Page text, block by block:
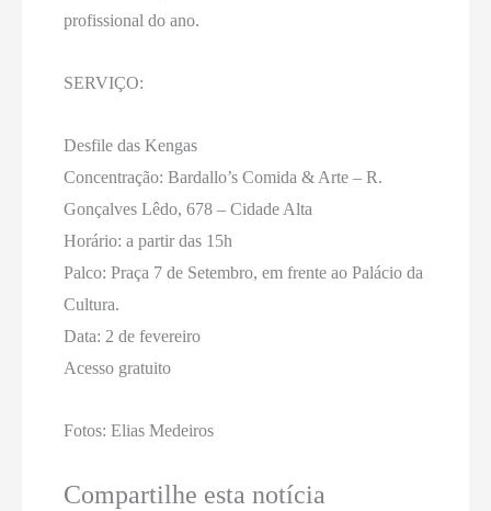
profissional do ano.
SERVIÇO:
Desfile das Kengas
Concentração: Bardallo’s Comida & Arte – R.
Gonçalves Lêdo, 678 – Cidade Alta
Horário: a partir das 15h
Palco: Praça 7 de Setembro, em frente ao Palácio da
Cultura.
Data: 2 de fevereiro
Acesso gratuito
Fotos: Elias Medeiros
Compartilhe esta notícia